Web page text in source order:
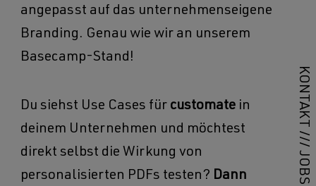
KONTAKT
///
JOBS
angepasst auf das unternehmenseigene
Branding. Genau wie wir an unserem
Basecamp-Stand!
Du siehst Use Cases für customate in
deinem Unternehmen und möchtest
direkt selbst die Wirkung von
personalisierten PDFs testen? Dann